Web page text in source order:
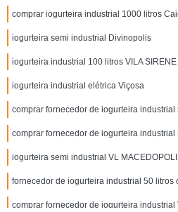
comprar iogurteira industrial 1000 litros
iogurteira semi industrial Divinopolis
iogurteira industrial 100 litros VILA SIRENE
iogurteira industrial elétrica Viçosa
comprar fornecedor de iogurteira
comprar fornecedor de iogurteira
iogurteira semi industrial VL
fornecedor de iogurteira industrial 50 litros
comprar fornecedor de iogurteira industrial